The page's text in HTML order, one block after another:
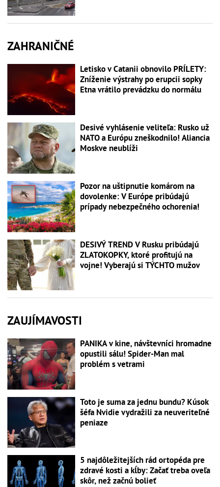
ZAHRANIČNÉ
Letisko v Catanii obnovilo PRÍLETY:
Zníženie výstrahy po erupcii sopky
Etna vrátilo prevádzku do normálu
Desivé vyhlásenie veliteľa: Rusko už
NATO a Európu zneškodnilo! Aliancia
Moskve neublíži
Pozor na uštipnutie komárom na
dovolenke: V Európe pribúdajú
prípady nebezpečného ochorenia!
DESIVÝ TREND V Rusku pribúdajú
ZLATOKOPKY, ktoré profitujú na
vojne! Vyberajú si TÝCHTO mužov
ZAUJÍMAVOSTI
PANIKA v kine, návštevníci hromadne
opustili sálu! Spider-Man mal
problém s vetrami
Toto je suma za jednu bundu? Kúsok
šéfa Nvidie vydražili za neuveriteľné
peniaze
5 najdôležitejších rád ortopéda pre
zdravé kosti a kĺby: Začať treba oveľa
skôr, než začnú bolieť